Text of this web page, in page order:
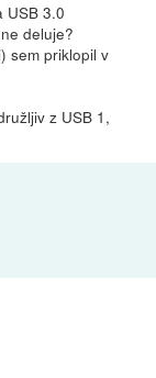
USB 3.0
deluje?
sem priklopil v
z USB 1,